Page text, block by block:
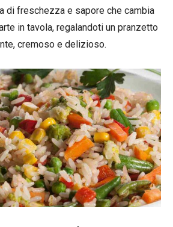
di freschezza e sapore che cambia
in tavola, regalandoti un pranzetto
cremoso e delizioso.